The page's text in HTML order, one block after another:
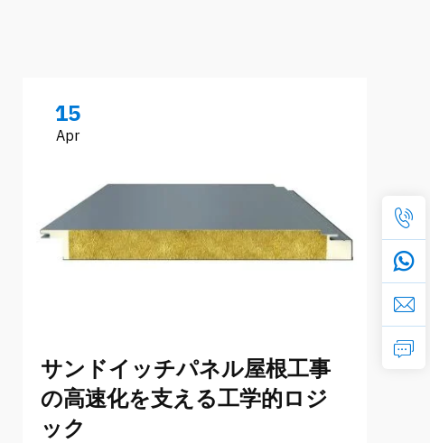
15
Apr
サンドイッチパネル屋根工事
の高速化を支える工学的ロジ
ック